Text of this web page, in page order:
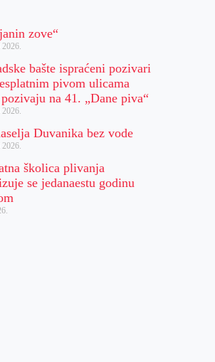
zove“
2026.
bašte ispraćeni pozivari
pivom ulicama
na 41. „Dane piva“
2026.
Duvanika bez vode
2026.
školica plivanja
se jedanaestu godinu